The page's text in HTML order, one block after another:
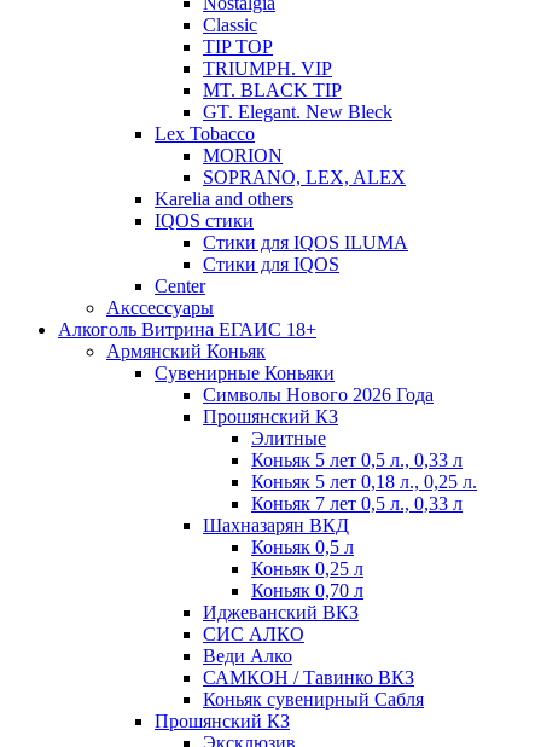
Classic
TIP TOP
TRIUMPH. VIP
MT. BLACK TIP
GT. Elegant. New Bleck
Lex Tobacco
MORION
SOPRANO, LEX, ALEX
Karelia and others
IQOS стики
Стики для IQOS ILUMA
Стики для IQOS
Сenter
Акссессуары
Алкоголь Витрина ЕГАИС 18+
Армянский Коньяк
Сувенирные Коньяки
Символы Нового 2026 Года
Прошянский КЗ
Элитные
Коньяк 5 лет 0,5 л., 0,33 л
Коньяк 5 лет 0,18 л., 0,25 л.
Коньяк 7 лет 0,5 л., 0,33 л
Шахназарян ВКД
Коньяк 0,5 л
Коньяк 0,25 л
Коньяк 0,70 л
Иджеванский ВКЗ
СИС АЛКО
Веди Алко
САМКОН / Тавинко ВКЗ
Коньяк сувенирный Сабля
Прошянский КЗ
Эксклюзив